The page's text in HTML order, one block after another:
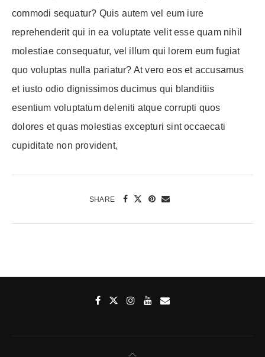
commodi sequatur? Quis autem vel eum iure
reprehenderit qui in ea voluptate velit esse quam nihil
molestiae consequatur, vel illum qui lorem eum fugiat
quo voluptas nulla pariatur? At vero eos et accusamus
et iusto odio dignissimos ducimus qui blanditiis
esentium voluptatum deleniti atque corrupti quos
dolores et quas molestias excepturi sint occaecati
cupiditate non provident,
SHARE